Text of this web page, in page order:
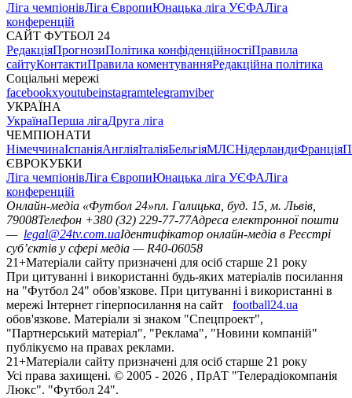
Ліга чемпіонівЛіга ЄвропиЮнацька ліга УЄФАЛіга
конференцій
САЙТ ФУТБОЛ 24
РедакціяПрогнозиПолітика конфіденційностіПравила
сайтуКонтактиПравила коментуванняРедакційна політика
Соціальні мережі
facebookxyoutubeinstagramtelegramviber
УКРАЇНА
УкраїнаПерша лігаДруга ліга
ЧЕМПІОНАТИ
НімеччинаІспаніяАнгліяІталіяБельгіяМЛСНідерландиФранція
ЄВРОКУБКИ
Ліга чемпіонівЛіга ЄвропиЮнацька ліга УЄФАЛіга
конференцій
Онлайн-медіа «Футбол 24»пл. Галицька, буд. 15, м. Львів,
79008Телефон +380 (32) 229-77-77Адреса електронної пошти
— legal@24tv.com.uaІдентифікатор онлайн-медіа в Реєстрі
суб’єктів у сфері медіа — R40-06058
21+Матеріали сайту призначені для осіб старше 21 року
При цитуванні і використанні будь-яких матеріалів посилання
на "Футбол 24" обов'язкове. При цитуванні і використанні в
мережі Інтернет гіперпосилання на сайт
football24.ua
обов'язкове. Матеріали зі знаком "Спецпроект",
"Партнерський матеріал", "Реклама", "Новини компаній"
публікуємо на правах реклами.
21+Матеріали сайту призначені для осіб старше 21 року
Усi права захищенi. © 2005 - 2026 , ПрАТ "Телерадіокомпанія
Люкс". "Футбол 24".